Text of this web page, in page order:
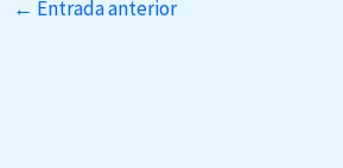
← Entrada anterior